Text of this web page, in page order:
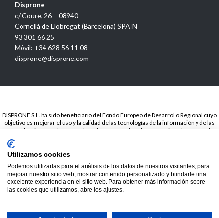
Disprone
c/ Coure, 26 – 08940
Cornellà de Llobregat (Barcelona) SPAIN
93 301 66 25
Móvil: +34 628 56 11 08
disprone@disprone.com
DISPRONE S.L. ha sido beneficiario del Fondo Europeo de Desarrollo Regional cuyo
objetivo es mejorar el uso y la calidad de las tecnologías de la información y de las
comunicaciones y el acceso a las mismas y gracias a la Presencia web a través de
página propia.. Esta acción ha tenido lugar en el periodo de TICCámaras 2018. Para
ello ha contado con el apoyo del programa TICCámaras de la Cámara de Barcelona.
Utilizamos cookies
Podemos utilizarlas para el análisis de los datos de nuestros visitantes, para
mejorar nuestro sitio web, mostrar contenido personalizado y brindarle una
excelente experiencia en el sitio web. Para obtener más información sobre
las cookies que utilizamos, abre los ajustes.